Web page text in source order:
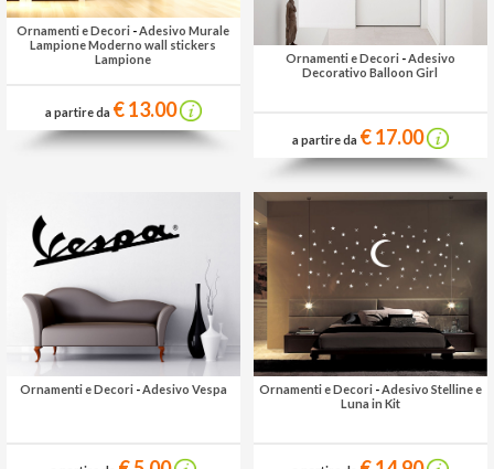
Ornamenti e Decori -Adesivo Murale
Lampione Moderno wall stickers
Lampione
a partire da € 13.00
Ornamenti e Decori -Adesivo
Decorativo Balloon Girl
a partire da € 17.00
Ornamenti e Decori -Adesivo Vespa Ornamenti e Decori -Adesivo Stelline e
Luna in Kit